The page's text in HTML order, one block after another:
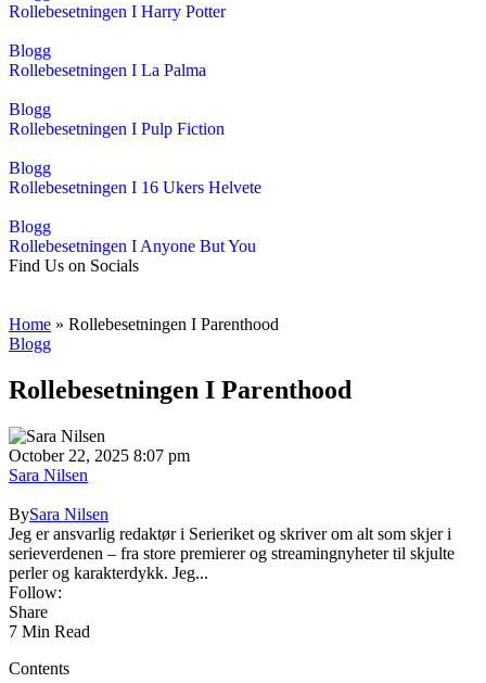
Rollebesetningen I Harry Potter
Blogg
Rollebesetningen I La Palma
Blogg
Rollebesetningen I Pulp Fiction
Blogg
Rollebesetningen I 16 Ukers Helvete
Blogg
Rollebesetningen I Anyone But You
Find Us on Socials
Home » Rollebesetningen I Parenthood
Blogg
Rollebesetningen I Parenthood
October 22, 2025 8:07 pm
Sara Nilsen
BySara Nilsen
Jeg er ansvarlig redaktør i Serieriket og skriver om alt som skjer i
serieverdenen – fra store premierer og streamingnyheter til skjulte
perler og karakterdykk. Jeg...
Follow:
Share
7 Min Read
Contents